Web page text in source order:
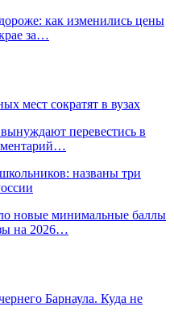
как изменились цены
за…
мест сократят в вузах
перевестись в
названы три
новые минимальные баллы
на 2026…
Барнаула. Куда не